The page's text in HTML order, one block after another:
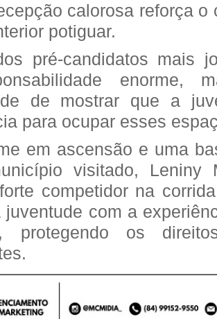
calorosa reforça o
potiguar.
pré-candidatos mais
enorme,
de mostrar que a
para ocupar esses
em ascensão e uma
visitado, Leniny
competidor na
juventude com a
protegendo os